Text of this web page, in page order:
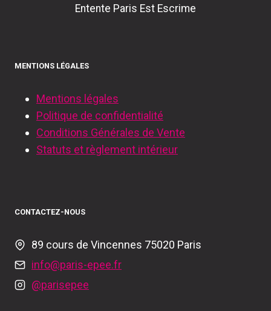
Entente Paris Est Escrime
MENTIONS LÉGALES
Mentions légales
Politique de confidentialité
Conditions Générales de Vente
Statuts et règlement intérieur
CONTACTEZ-NOUS
89 cours de Vincennes 75020 Paris
info@paris-epee.fr
@parisepee